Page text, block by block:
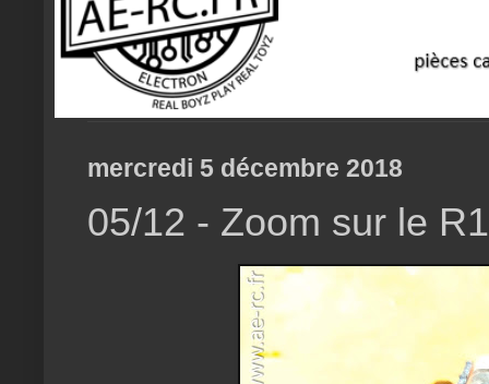
mercredi 5 décembre 2018
05/12 - Zoom sur le